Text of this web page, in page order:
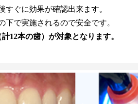
すぐに効果が確認出来ます。
下で実施されるので安全です。
12本の歯）が対象となります。